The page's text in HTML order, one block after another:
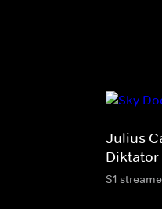
Julius
Diktator
S1